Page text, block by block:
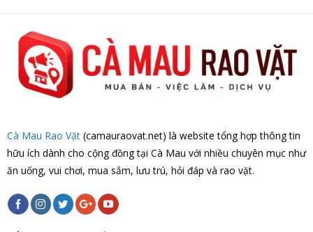
Cà Mau Rao Vặt (camauraovat.net) là website tổng hợp thông tin
hữu ích dành cho cộng đồng tại Cà Mau với nhiều chuyên mục như
ăn uống, vui chơi, mua sắm, lưu trú, hỏi đáp và rao vặt.